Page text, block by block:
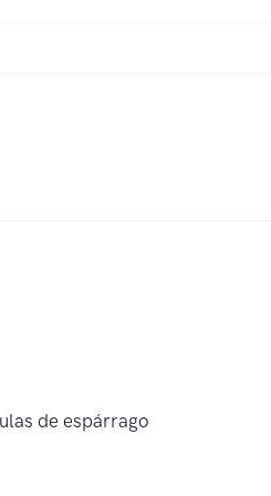
de espárrago